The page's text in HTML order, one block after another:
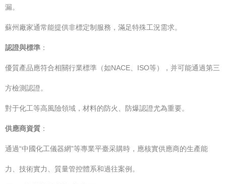
漏。
蘇州廠家通常能提供非標定制服務，滿足特殊工況需求。
認證與標準 ：
優質產品應符合相關行業標準（如NACE、ISO等），并可能通過第三
方檢測認證。
對于化工等高風險領域，材料的防火、防爆認證尤為重要。
供應商資質 ：
通過“中國化工儀器網”等專業平臺采購時，應核實供應商的生產能
力、技術實力、質量管控體系和過往案例。